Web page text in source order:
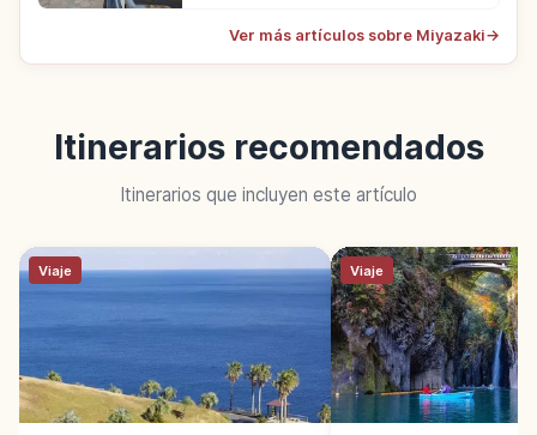
Ver más artículos sobre Miyazaki→
Itinerarios recomendados
Itinerarios que incluyen este artículo
Viaje Viaje